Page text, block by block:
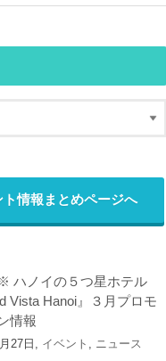
情報まとめページへ
ハノイの５つ星ホテル
Vista Hanoi』３月プロモ
情報
27日, イベント ニュース